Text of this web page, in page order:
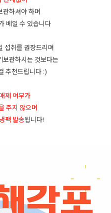
관하셔야 하며
베일 수 있습니다
섭취를 권장드리며
보관하시는 것보다는
추천드립니다 :)
제 여부가
주지 않으며
팩 발송됩니다!